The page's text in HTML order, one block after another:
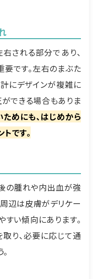
される部分であり、
です。左右のまぶた
にデザインが複雑に
できる場合もありま
めにも、はじめから
です。
の腫れや内出血が強
辺は皮膚がデリケー
い傾向にあります。
り、必要に応じて通